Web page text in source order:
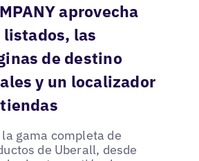
aprovecha
listados, las
de destino
y un localizador
la gama completa de
de Uberall, desde